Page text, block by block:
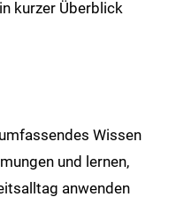
kurzer Überblick
Wissen
und lernen,
anwenden